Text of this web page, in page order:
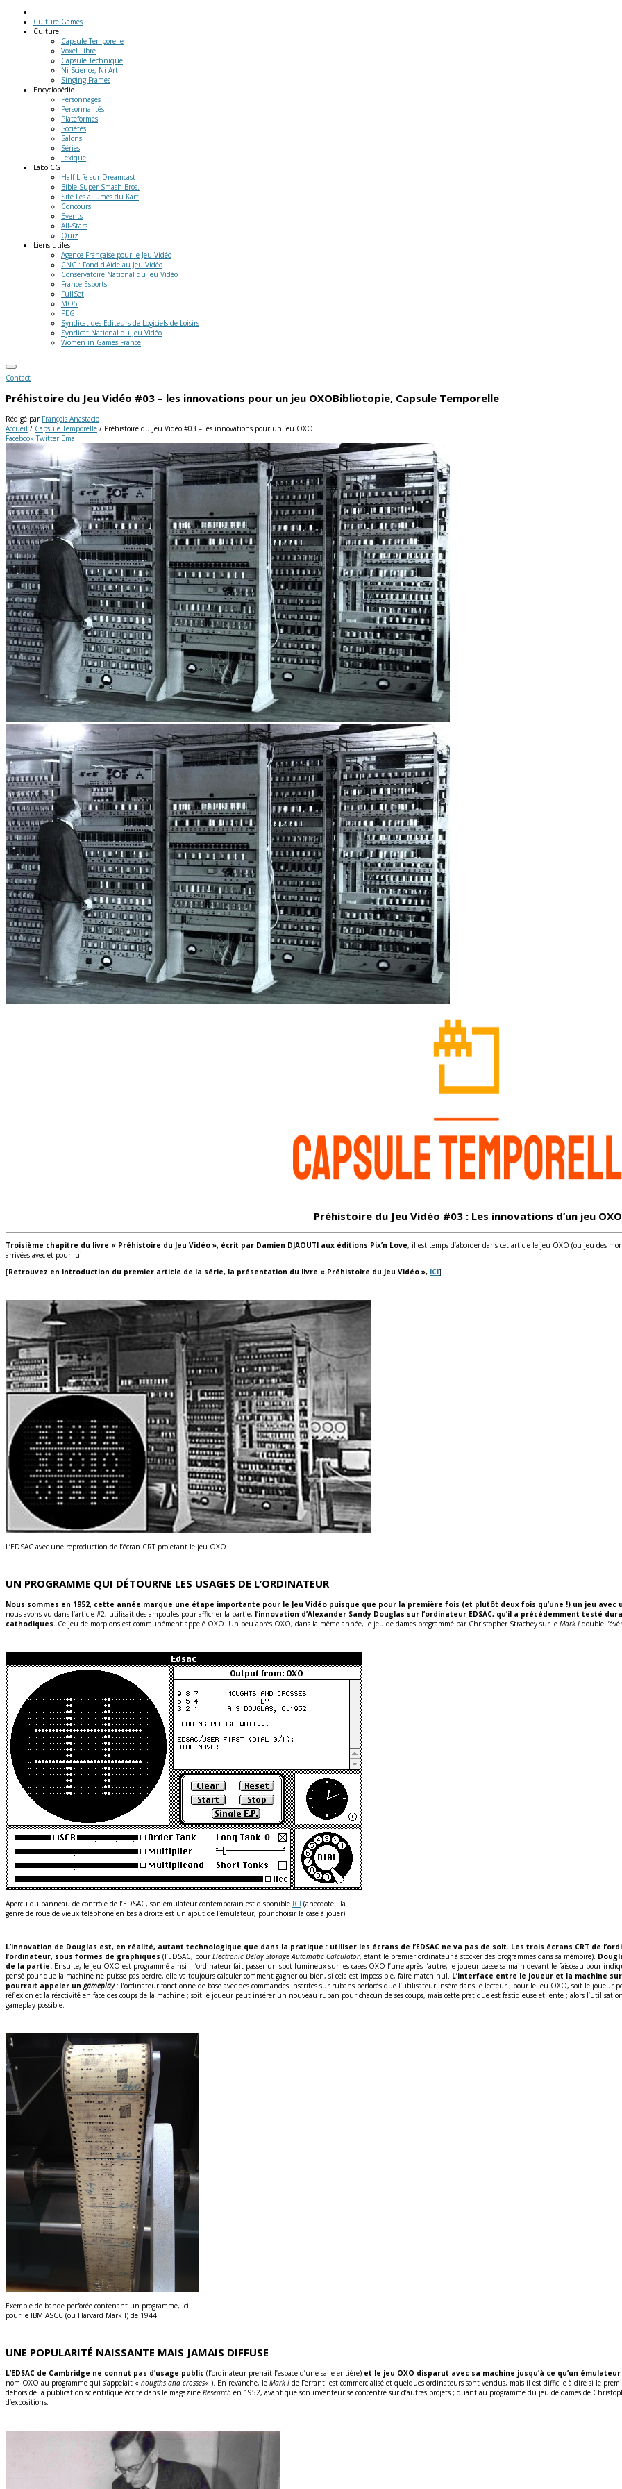
Culture Games
Culture
Capsule Temporelle
Voxel Libre
Capsule Technique
Ni Science, Ni Art
Singing Frames
Encyclopédie
Personnages
Personnalités
Plateformes
Sociétés
Salons
Séries
Lexique
Labo CG
Half Life sur Dreamcast
Bible Super Smash Bros.
Site Les allumés du Kart
Concours
Events
All-Stars
Quiz
Liens utiles
Agence Française pour le Jeu Vidéo
CNC : Fond d'Aide au Jeu Vidéo
Conservatoire National du Jeu Vidéo
France Esports
FullSet
MO5
PEGI
Syndicat des Editeurs de Logiciels de Loisirs
Syndicat National du Jeu Vidéo
Women in Games France
Contact
Préhistoire du Jeu Vidéo #03 – les innovations pour un jeu OXOBibliotopie, Capsule Temporelle
Rédigé par François Anastacio
Accueil / Capsule Temporelle / Préhistoire du Jeu Vidéo #03 – les innovations pour un jeu OXO
Facebook Twitter Email
Préhistoire du Jeu Vidéo #03 : Les innovations d’un jeu OXO
Troisième chapitre du livre « Préhistoire du Jeu Vidéo », écrit par Damien DJAOUTI aux éditions Pix’n Love, il est temps d’aborder dans cet article le jeu OXO (ou jeu des
arrivées avec et pour lui.
[Retrouvez en introduction du premier article de la série, la présentation du livre « Préhistoire du Jeu Vidéo », ICI]
L’EDSAC avec une reproduction de l’écran CRT projetant le jeu OXO
UN PROGRAMME QUI DÉTOURNE LES USAGES DE L’ORDINATEUR
Nous sommes en 1952, cette année marque une étape importante pour le Jeu Vidéo puisque que pour la première fois (et plutôt deux fois qu’une !) un jeu
nous avons vu dans l’article #2, utilisait des ampoules pour afficher la partie, l’innovation d’Alexander Sandy Douglas sur l’ordinateur EDSAC, qu’il a précédemment testé
cathodiques. Ce jeu de morpions est communément appelé OXO. Un peu après OXO, dans la même année, le jeu de dames programmé par Christopher Strachey sur le Mark I double
Aperçu du panneau de contrôle de l’EDSAC, son émulateur contemporain est disponible ICI (anecdote : la
genre de roue de vieux téléphone en bas à droite est un ajout de l’émulateur, pour choisir la case à jouer)
L’innovation de Douglas est, en réalité, autant technologique que dans la pratique : utiliser les écrans de l’EDSAC ne va pas de soit. Les trois écrans CRT de
l’ordinateur, sous formes de graphiques (l’EDSAC, pourElectronic Delay Storage Automatic Calculator, étant le premier ordinateur à stocker des programmes dans sa mémoire).
de la partie. Ensuite, le jeu OXO est programmé ainsi : l’ordinateur fait passer un spot lumineux sur les cases OXO l’une après l’autre, le joueur passe sa main devant le faisceau pour
pensé pour que la machine ne puisse pas perdre, elle va toujours calculer comment gagner ou bien, si cela est impossible, faire match nul. L’interface entre le joueur et la machine sur
pourrait appeler un gameplay: l’ordinateur fonctionne de base avec des commandes inscrites sur rubans perforés que l’utilisateur insère dans le lecteur ; pour le jeu OXO, soit le joueur
réflexion et la réactivité en face des coups de la machine ; soit le joueur peut insérer un nouveau ruban pour chacun de ses coups, mais cette pratique est fastidieuse et lente ; alors
gameplay possible.
Exemple de bande perforée contenant un programme, ici
pour le IBM ASCC (ou Harvard Mark I) de 1944.
UNE POPULARITÉ NAISSANTE MAIS JAMAIS DIFFUSE
L’EDSAC de Cambridge ne connut pas d’usage public (l’ordinateur prenait l’espace d’une salle entière) et le jeu OXO disparut avec sa machine jusqu’à ce qu’un
nom OXO au programme qui s’appelait « nougths and crosses« ). En revanche, le Mark I de Ferranti est commercialisé et quelques ordinateurs sont vendus, mais il est difficile à dire si le
dehors de la publication scientifique écrite dans le magazine Research en 1952, avant que son inventeur se concentre sur d’autres projets ; quant au programme du jeu de dames de
d’expositions.